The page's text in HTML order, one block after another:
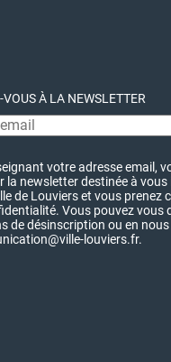
À LA NEWSLETTER
votre adresse email,
la newsletter destinée à
de Louviers et vous
Vous pouvez vous
de désinscription ou en
louviers.fr.